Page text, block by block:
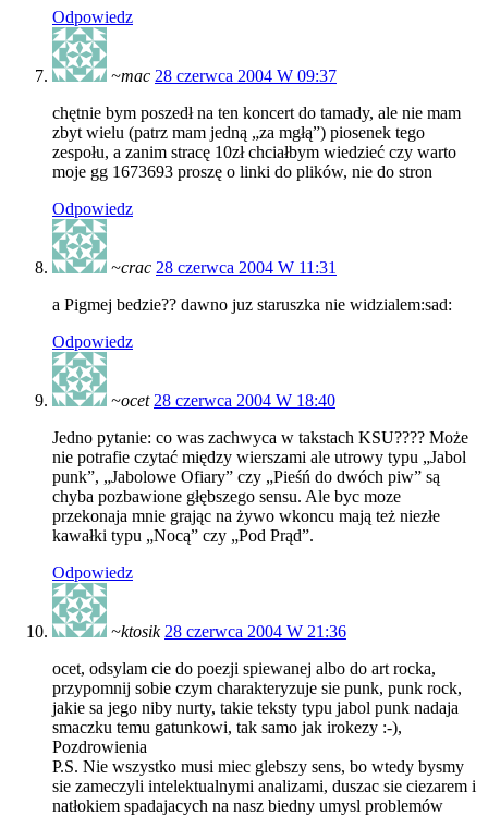
Odpowiedz
~mac 28 czerwca 2004 W 09:37
chętnie bym poszedł na ten koncert do tamady, ale nie mam
zbyt wielu (patrz mam jedną „za mgłą”) piosenek tego
zespołu, a zanim stracę 10zł chciałbym wiedzieć czy warto
moje gg 1673693 proszę o linki do plików, nie do stron
Odpowiedz
~crac 28 czerwca 2004 W 11:31
a Pigmej bedzie?? dawno juz staruszka nie widzialem:sad:
Odpowiedz
~ocet 28 czerwca 2004 W 18:40
Jedno pytanie: co was zachwyca w takstach KSU???? Może
nie potrafie czytać między wierszami ale utrowy typu „Jabol
punk”, „Jabolowe Ofiary” czy „Pieśń do dwóch piw” są
chyba pozbawione głębszego sensu. Ale byc moze
przekonaja mnie grając na żywo wkoncu mają też niezłe
kawałki typu „Nocą” czy „Pod Prąd”.
Odpowiedz
~ktosik 28 czerwca 2004 W 21:36
ocet, odsylam cie do poezji spiewanej albo do art rocka,
przypomnij sobie czym charakteryzuje sie punk, punk rock,
jakie sa jego niby nurty, takie teksty typu jabol punk nadaja
smaczku temu gatunkowi, tak samo jak irokezy :-),
Pozdrowienia
P.S. Nie wszystko musi miec glebszy sens, bo wtedy bysmy
sie zameczyli intelektualnymi analizami, duszac sie ciezarem i
natłokiem spadajacych na nasz biedny umysl problemów